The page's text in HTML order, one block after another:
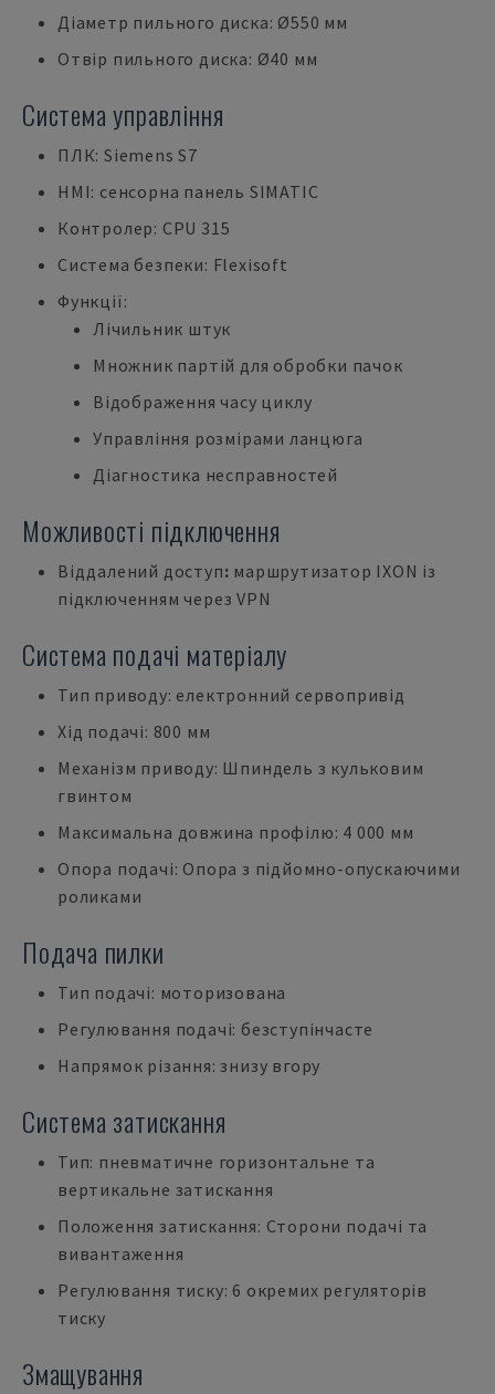
Діаметр пильного диска: Ø550 мм
Отвір пильного диска: Ø40 мм
Система управління
ПЛК: Siemens S7
HMI: сенсорна панель SIMATIC
Контролер: CPU 315
Система безпеки: Flexisoft
Функції:
Лічильник штук
Множник партій для обробки пачок
Відображення часу циклу
Управління розмірами ланцюга
Діагностика несправностей
Можливості підключення
Віддалений доступ: маршрутизатор IXON із
підключенням через VPN
Система подачі матеріалу
Тип приводу: електронний сервопривід
Хід подачі: 800 мм
Механізм приводу: Шпиндель з кульковим
гвинтом
Максимальна довжина профілю: 4 000 мм
Опора подачі: Опора з підйомно-опускаючими
роликами
Подача пилки
Тип подачі: моторизована
Регулювання подачі: безступінчасте
Напрямок різання: знизу вгору
Система затискання
Тип: пневматичне горизонтальне та
вертикальне затискання
Положення затискання: Сторони подачі та
вивантаження
Регулювання тиску: 6 окремих регуляторів
тиску
Змащування